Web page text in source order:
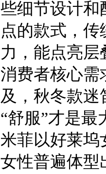
些细节设计和
点的款式，
力，能点亮
消费者核心需
及，秋冬款
“舒服”才是
米菲以好莱坞
女性普遍体型